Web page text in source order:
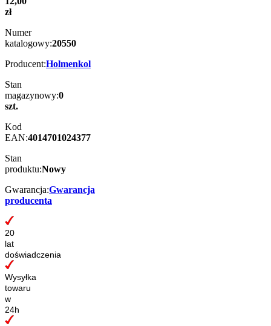
zł
Numer
katalogowy:20550
Producent:Holmenkol
Stan
magazynowy:0
szt.
Kod
EAN:4014701024377
Stan
produktu:Nowy
Gwarancja:Gwarancja
producenta
20
lat
doświadczenia
Wysyłka
towaru
w
24h